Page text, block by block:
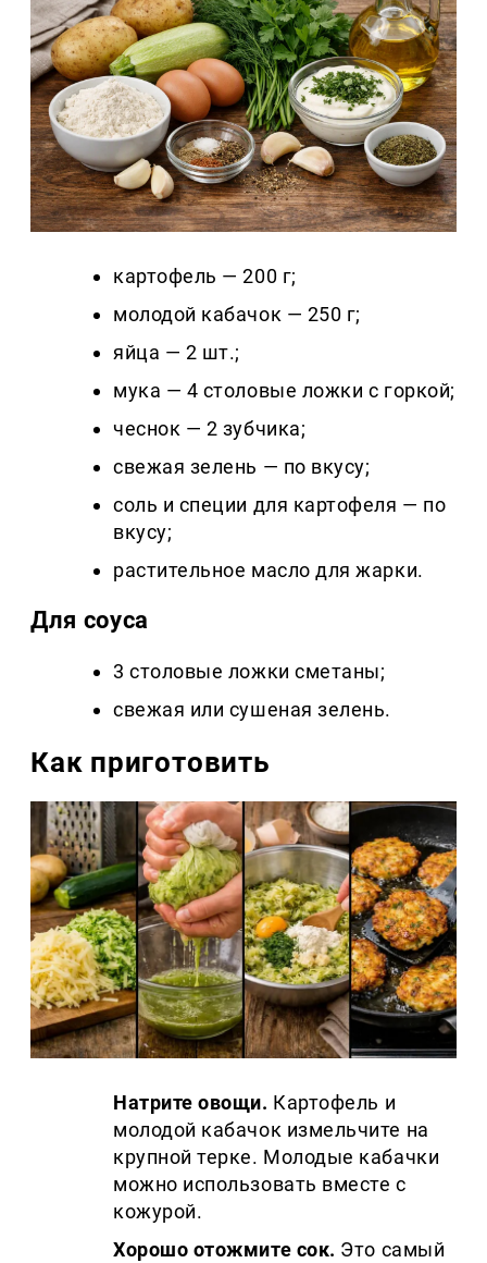
картофель — 200 г;
молодой кабачок — 250 г;
яйца — 2 шт.;
мука — 4 столовые ложки с горкой;
чеснок — 2 зубчика;
свежая зелень — по вкусу;
соль и специи для картофеля — по
вкусу;
растительное масло для жарки.
Для соуса
3 столовые ложки сметаны;
свежая или сушеная зелень.
Как приготовить
Натрите овощи. Картофель и
молодой кабачок измельчите на
крупной терке. Молодые кабачки
можно использовать вместе с
кожурой.
Хорошо отожмите сок. Это самый